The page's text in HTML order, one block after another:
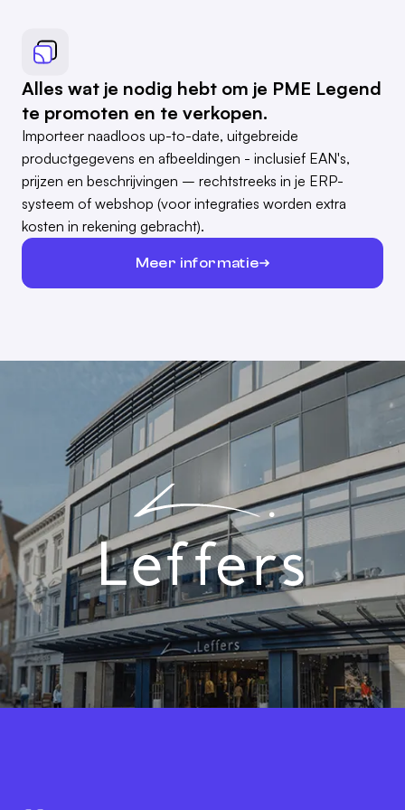
Alles wat je nodig hebt om je PME Legend
te promoten en te verkopen.
Importeer naadloos up-to-date, uitgebreide
productgegevens en afbeeldingen - inclusief EAN's,
prijzen en beschrijvingen – rechtstreeks in je ERP-
systeem of webshop (voor integraties worden extra
kosten in rekening gebracht).
Meer informatie